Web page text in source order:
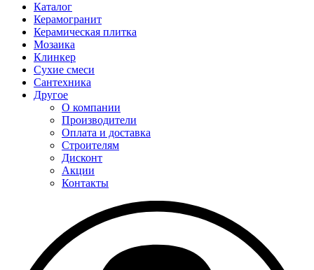
Каталог
Керамогранит
Керамическая плитка
Мозаика
Клинкер
Сухие смеси
Сантехника
Другое
О компании
Производители
Оплата и доставка
Строителям
Дисконт
Акции
Контакты